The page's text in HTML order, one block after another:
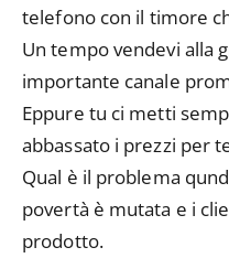
telefono con il timore
Un tempo vendevi alla
importante canale
Eppure tu ci metti
abbassato i prezzi per
Qual è il problema
povertà è mutata e i
prodotto.